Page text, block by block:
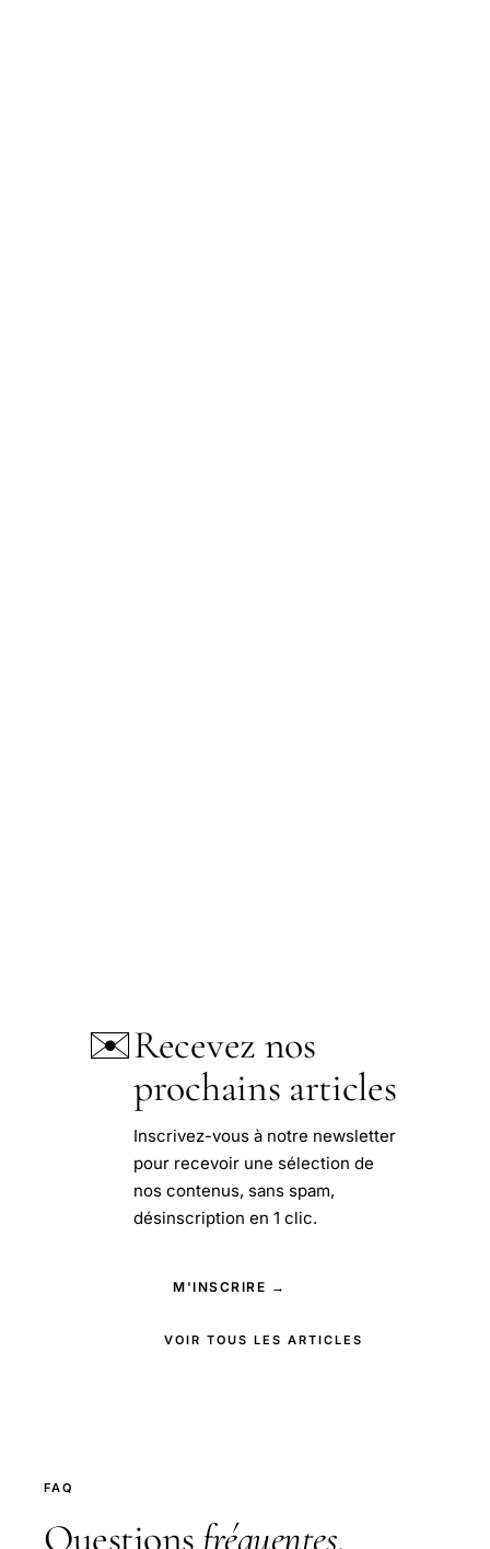
✉️Recevez nos
prochains articles
Inscrivez-vous à notre newsletter
pour recevoir une sélection de
nos contenus, sans spam,
désinscription en 1 clic.
M'INSCRIRE →
VOIR TOUS LES ARTICLES
FAQ
Questions fréquentes.